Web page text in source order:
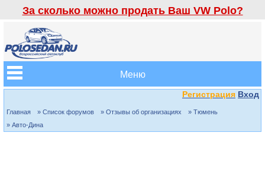
За сколько можно продать Ваш VW Polo?
Меню
Регистрация Вход
Главная » Список форумов » Отзывы об организациях
» Тюмень
» Авто-Дина